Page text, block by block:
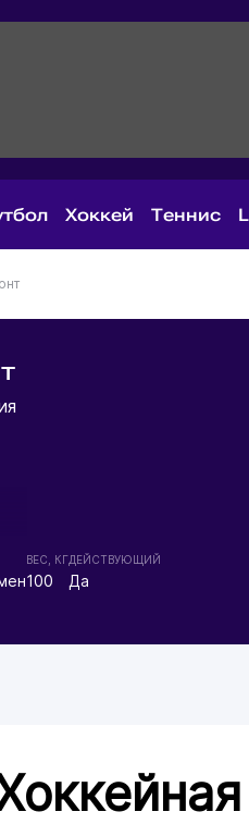
Хоккей Теннис
ВЕС, КГ
100
ДЕЙСТВУЮЩИЙ
Да